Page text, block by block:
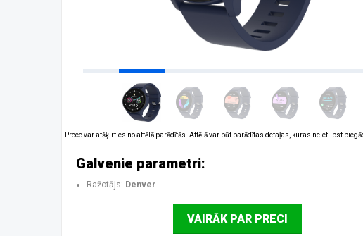
Prece var atšķirties no attēlā parādītās. Attēlā var būt parādītas detaļas, kuras neietilpst
Galvenie parametri:
Ražotājs: Denver
VAIRĀK PAR PRECI